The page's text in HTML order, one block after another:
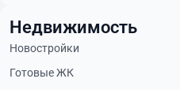
Недвижимость
Новостройки
Готовые ЖК